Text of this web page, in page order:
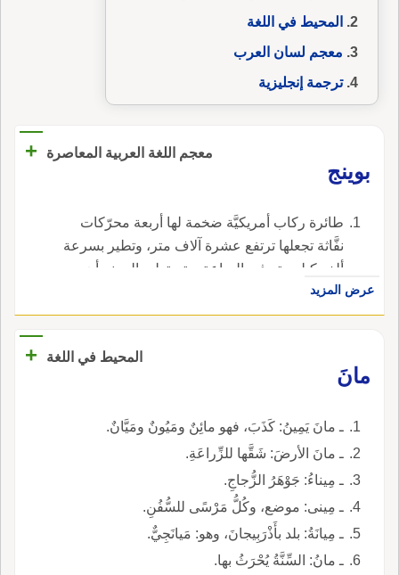
المحيط في اللغة
معجم لسان العرب
ترجمة إنجليزية
معجم اللغة العربية المعاصرة
+
بوينج
طائرة ركاب أمريكيَّة ضخمة لها أربعة محرّكات
نفَّاثة تجعلها ترتفع عشرة آلاف متر، وتطير بسرعة
ألف كيلو متر في الساعة، وتستطيع البوينج أن
تحمل في مقصورتها المكيفة مائة وثمانين راكبًا
يؤمن لهم الغذاء والنوم.
عرض المزيد
المحيط في اللغة
+
مانَ
ـ مانَ يَمِينُ: كَذَبَ، فهو مائِنٌ ومَيُونٌ ومَيَّانٌ.
ـ مانَ الأرضَ: شَقَّها للزِّراعَةِ.
ـ مِيناءُ: جَوْهَرُ الزُّجاجِ.
ـ مِينى: موضع، وكُلُّ مَرْسًى للسُّفُنِ.
ـ مِيانَةُ: بلد بأَذْرَبِيجانَ، وهو: مَيانَجِيٌّ.
ـ مانُ: السِّنَّةُ يُحْرَثُ بها.